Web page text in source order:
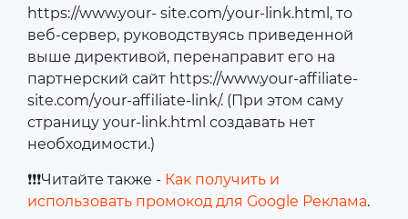
https://www.your- site.com/your-link.html, то
веб-сервер, руководствуясь приведенной
выше директивой, перенаправит его на
партнерский сайт https://www.your-affiliate-
site.com/your-affiliate-link/. (При этом саму
страницу your-link.html создавать нет
необходимости.)
❗❗❗Читайте также - Как получить и
использовать промокод для Google Реклама.